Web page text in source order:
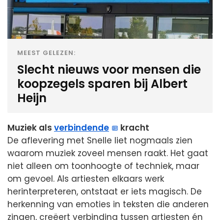
MEEST GELEZEN:
Slecht nieuws voor mensen die
koopzegels sparen bij Albert
Heijn
Muziek als verbindende
kracht
De aflevering met Snelle liet nogmaals zien
waarom muziek zoveel mensen raakt. Het gaat
niet alleen om toonhoogte of techniek, maar
om gevoel. Als artiesten elkaars werk
herinterpreteren, ontstaat er iets magisch. De
herkenning van emoties in teksten die anderen
zingen, creëert verbinding tussen artiesten én